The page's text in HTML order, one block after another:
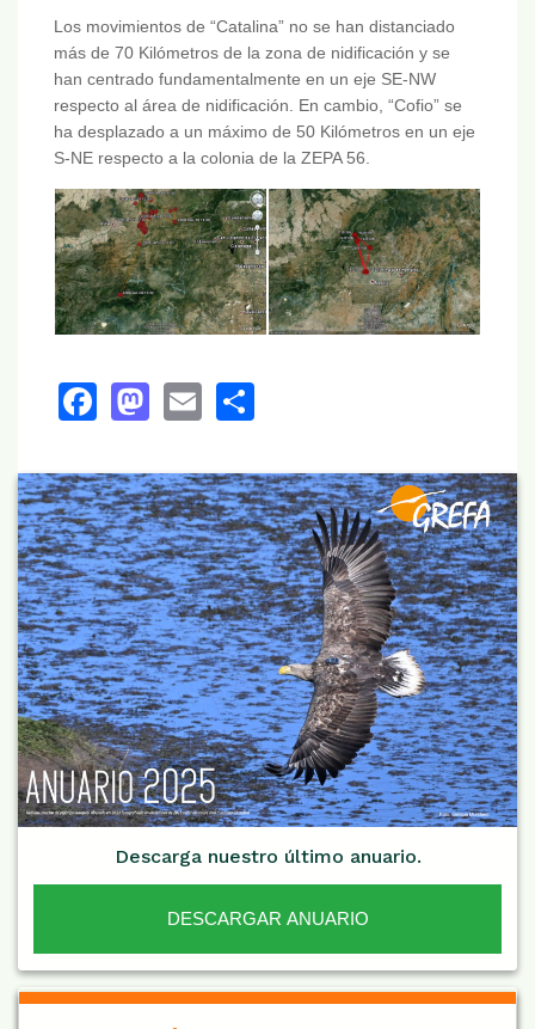
Los movimientos de “Catalina” no se han distanciado
más de 70 Kilómetros de la zona de nidificación y se
han centrado fundamentalmente en un eje SE-NW
respecto al área de nidificación. En cambio, “Cofio” se
ha desplazado a un máximo de 50 Kilómetros en un eje
S-NE respecto a la colonia de la ZEPA 56.
Facebook
Mastodon
Email
Descarga nuestro último anuario.
DESCARGAR ANUARIO
De Interés NARANJA